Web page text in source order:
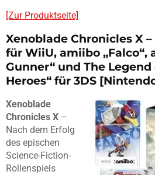
[Zur Produktseite]
Xenoblade Chronicles X
für WiiU, amiibo „Falco“,
Gunner“ und The Legend
Heroes“ für 3DS
Xenoblade
Chronicles X –
Nach dem Erfolg
des epischen
Science-Fiction-
Rollenspiels